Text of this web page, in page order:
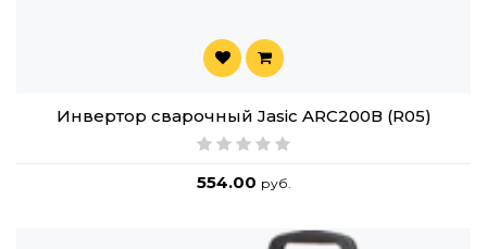
Инвертор сварочный Jasic ARC200В (R05)
554.00 руб.